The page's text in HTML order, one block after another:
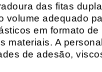
das fitas
volume adequado
em formato
materiais. A
de adesão,